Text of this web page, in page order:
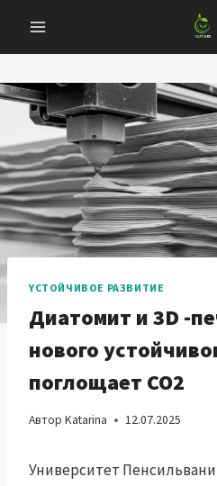
содержанию
YСТОЙЧИВОЕ РАЗВИТИЕ
Диатомит и 3D -
нового
поглощает CO2
Автор Katarina 12.07.2025
Университет